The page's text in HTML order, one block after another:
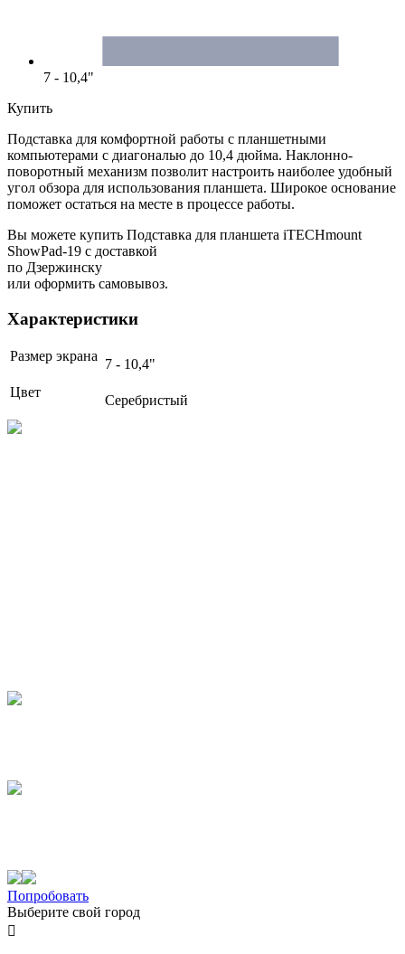
7 - 10,4"
Купить
Подставка для комфортной работы с планшетными
компьютерами с диагональю до 10,4 дюйма. Наклонно-
поворотный механизм позволит настроить наиболее удобный
угол обзора для использования планшета. Широкое основание
поможет остаться на месте в процессе работы.
Вы можете купить Подставка для планшета iTECHmount
ShowPad-19 с доставкой
по Дзержинску
или оформить самовывоз.
Характеристики
Размер экрана
7 - 10,4"
Цвет
Серебристый
Попробовать
Выберите свой город
